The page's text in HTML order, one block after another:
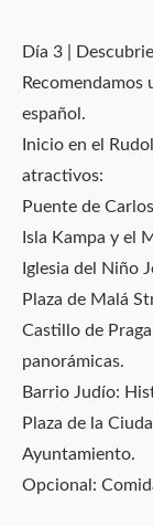
Día 3 |
español.
Inicio en el
atractivos:
Puente de
Isla Kampa y el
Iglesia del Niño
Plaza de Malá
Castillo de
panorámicas.
Barrio Judío:
Plaza de la
Ayuntamiento.
Opcional: